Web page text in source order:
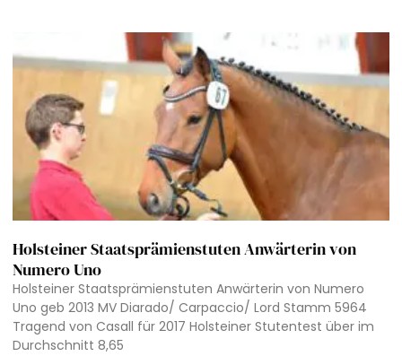
Holsteiner Staatsprämienstuten Anwärterin von
Numero Uno
Holsteiner Staatsprämienstuten Anwärterin von Numero
Uno geb 2013 MV Diarado/ Carpaccio/ Lord Stamm 5964
Tragend von Casall für 2017 Holsteiner Stutentest über im
Durchschnitt 8,65